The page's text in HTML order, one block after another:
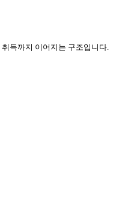
득까지 이어지는 구조입니다.